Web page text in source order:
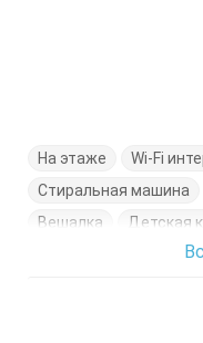
На этаже Wi-Fi
Стиральная машина
Вешалка
Детская
Кровать